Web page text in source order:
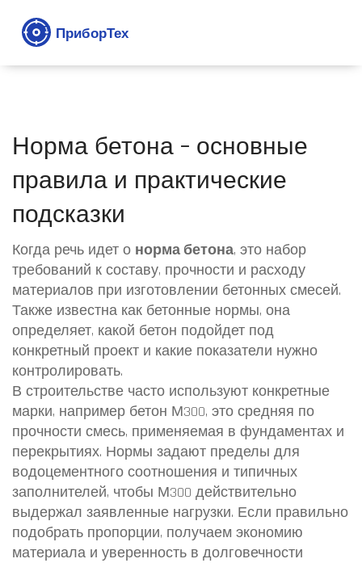
Норма бетона – основные
правила и практические
подсказки
Когда речь идет о норма бетона, это набор
требований к составу, прочности и расходу
материалов при изготовлении бетонных смесей.
Также известна как бетонные нормы, она
определяет, какой бетон подойдет под
конкретный проект и какие показатели нужно
контролировать.
В строительстве часто используют конкретные
марки, например бетон М300, это средняя по
прочности смесь, применяемая в фундаментах и
перекрытиях. Нормы задают пределы для
водоцементного соотношения и типичных
заполнителей, чтобы М300 действительно
выдержал заявленные нагрузки. Если правильно
подобрать пропорции, получаем экономию
материала и уверенность в долговечности